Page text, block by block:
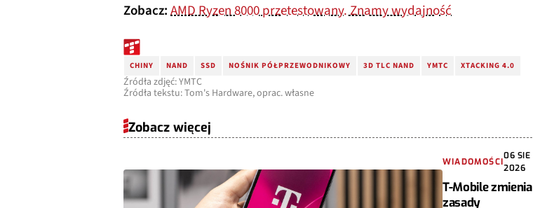
Zobacz:AMD Ryzen 8000 przetestowany. Znamy wydajność
CHINY NAND SSD NOŚNIK PÓŁPRZEWODNIKOWY 3D TLC NAND YMTC XTACKING 4.0
Źródła zdjęć: YMTC
Źródła tekstu: Tom's Hardware, oprac. własne
Zobacz więcej
WIADOMOŚCI
06 SIE
2026
T-Mobile zmienia
zasady